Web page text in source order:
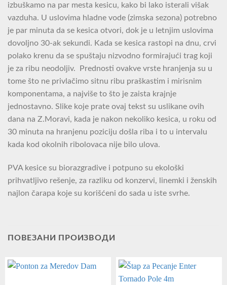
izbuškamo na par mesta kesicu, kako bi lako isterali višak
vazduha. U uslovima hladne vode (zimska sezona) potrebno
je par minuta da se kesica otvori, dok je u letnjim uslovima
dovoljno 30-ak sekundi. Kada se kesica rastopi na dnu, crvi
polako krenu da se spuštaju nizvodno formirajući trag koji
je za ribu neodoljiv. Prednosti ovakve vrste hranjenja su u
tome što ne privlačimo sitnu ribu praškastim i mirisnim
komponentama, a najviše to što je zaista krajnje
jednostavno. Slike koje prate ovaj tekst su uslikane ovih
dana na Z.Moravi, kada je nakon nekoliko kesica, u roku od
30 minuta na hranjenu poziciju došla riba i to u intervalu
kada kod okolnih ribolovaca nije bilo ulova.
PVA kesice su biorazgradive i potpuno su ekološki
prihvatljivo rešenje, za razliku od konzervi, linemki i ženskih
najlon čarapa koje su korišćeni do sada u iste svrhe.
ПОВЕЗАНИ ПРОИЗВОДИ